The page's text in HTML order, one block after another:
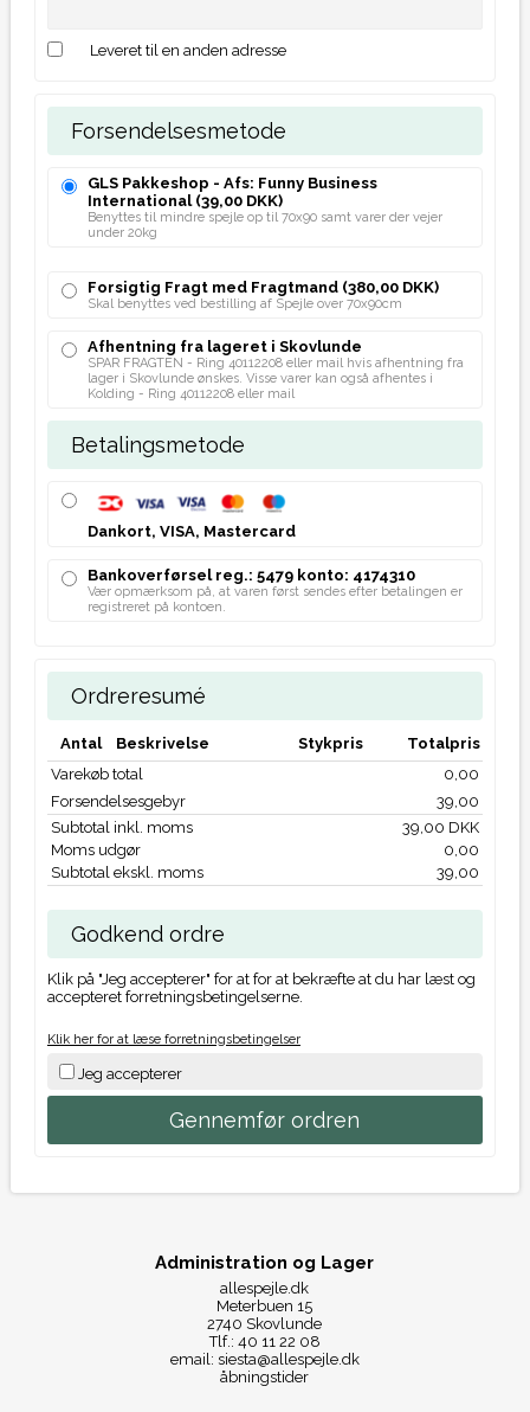
Leveret til en anden adresse
Forsendelsesmetode
GLS Pakkeshop - Afs: Funny Business
International(39,00 DKK)
Benyttes til mindre spejle op til 70x90 samt varer der vejer
under 20kg
Forsigtig Fragt med Fragtmand(380,00 DKK)
Skal benyttes ved bestilling af Spejle over 70x90cm
Afhentning fra lageret i Skovlunde
SPAR FRAGTEN - Ring 40112208 eller mail hvis afhentning fra
lager i Skovlunde ønskes. Visse varer kan også afhentes i
Kolding - Ring 40112208 eller mail
Betalingsmetode
Dankort, VISA, Mastercard
Bankoverførsel reg.: 5479 konto: 4174310
Vær opmærksom på, at varen først sendes efter betalingen er
registreret på kontoen.
Ordreresumé
Antal Beskrivelse Stykpris
Totalpris
Varekøb total
0,00
Forsendelsesgebyr
39,00
Subtotal inkl. moms
39,00 DKK
Moms udgør
0,00
Subtotal ekskl. moms
39,00
Godkend ordre
Klik på "Jeg accepterer" for at for at bekræfte at du har læst og
accepteret forretningsbetingelserne.
Klik her for at læse forretningsbetingelser
Jeg accepterer
Administration og Lager
allespejle.dk
Meterbuen 15
2740 Skovlunde
Tlf.: 40 11 22 08
email: siesta@allespejle.dk
åbningstider